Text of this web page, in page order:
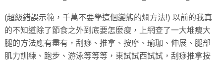
(超級錯誤示範，千萬不要學這個變態的爛方法!) 以前的我真
的不知道除了節食之外到底要怎麼瘦，上網查了一大堆瘦大
腿的方法應有盡有，刮痧、推拿、按摩、瑜珈、伸展、腿部
肌力訓練、跑步、游泳等等等，東試試西試試，刮痧推拿按